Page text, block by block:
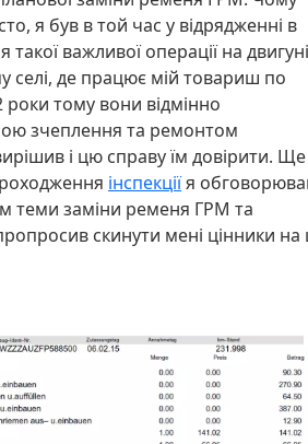
я був в той час у відрядженні в
такої важливої операції на двигуні
селі, де працює мій товариш по
роки тому вони відмінно
зчеплення та ремонтом
і цю справу їм довірити.
інспекціїя
теми заміни ременя ГРМ та
скинути мені цінники на